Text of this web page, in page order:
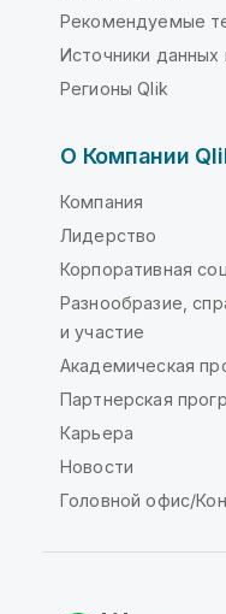
Рекомендуемые
Источники данных
Регионы Qlik
О Компании
Компания
Лидерство
Корпоративная
Разнообразие,
и участие
Академическая
Партнерская
Карьера
Новости
Головной офис/